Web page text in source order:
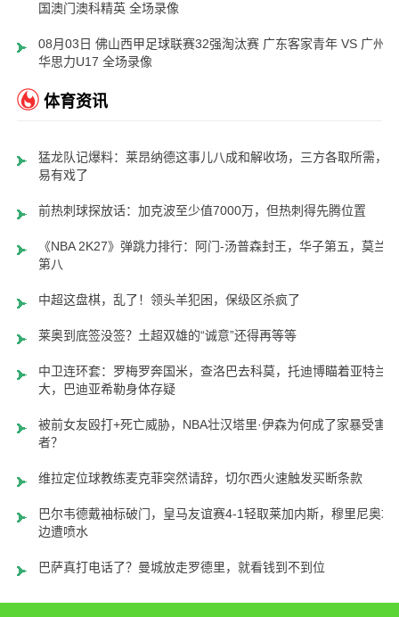
国澳门澳科精英 全场录像
08月03日 佛山西甲足球联赛32强淘汰赛 广东客家青年 VS 广州英
华思力U17 全场录像
体育资讯
猛龙队记爆料：莱昂纳德这事儿八成和解收场，三方各取所需，交
易有戏了
前热刺球探放话：加克波至少值7000万，但热刺得先腾位置
《NBA 2K27》弹跳力排行：阿门-汤普森封王，华子第五，莫兰特
第八
中超这盘棋，乱了！领头羊犯困，保级区杀疯了
莱奥到底签没签？土超双雄的“诚意”还得再等等
中卫连环套：罗梅罗奔国米，查洛巴去科莫，托迪博瞄着亚特兰
大，巴迪亚希勒身体存疑
被前女友殴打+死亡威胁，NBA壮汉塔里·伊森为何成了家暴受害
者？
维拉定位球教练麦克菲突然请辞，切尔西火速触发买断条款
巴尔韦德戴袖标破门，皇马友谊赛4-1轻取莱加内斯，穆里尼奥场
边遭喷水
巴萨真打电话了？曼城放走罗德里，就看钱到不到位